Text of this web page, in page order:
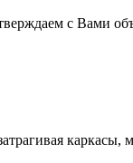
с Вами